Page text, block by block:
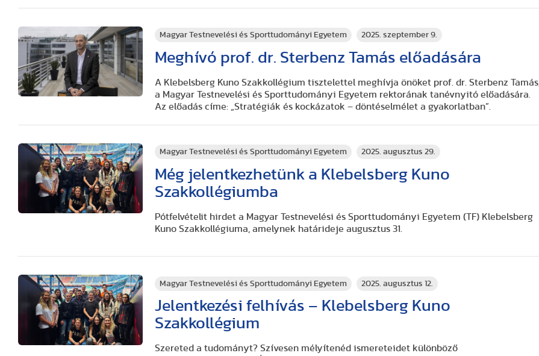
Magyar Testnevelési és Sporttudományi Egyetem 2025. szeptember 9.
Meghívó prof. dr. Sterbenz Tamás előadására
A Klebelsberg Kuno Szakkollégium tisztelettel meghívja önöket prof. dr. Sterbenz Tamás,
a Magyar Testnevelési és Sporttudományi Egyetem rektorának tanévnyitó előadására.
Az előadás címe: „Stratégiák és kockázatok – döntéselmélet a gyakorlatban”.
Magyar Testnevelési és Sporttudományi Egyetem 2025. augusztus 29.
Még jelentkezhetünk a Klebelsberg Kuno
Szakkollégiumba
Pótfelvételit hirdet a Magyar Testnevelési és Sporttudományi Egyetem (TF) Klebelsberg
Kuno Szakkollégiuma, amelynek határideje augusztus 31.
Magyar Testnevelési és Sporttudományi Egyetem 2025. augusztus 12.
Jelentkezési felhívás – Klebelsberg Kuno
Szakkollégium
Szereted a tudományt? Szívesen mélyítenéd ismereteidet különböző